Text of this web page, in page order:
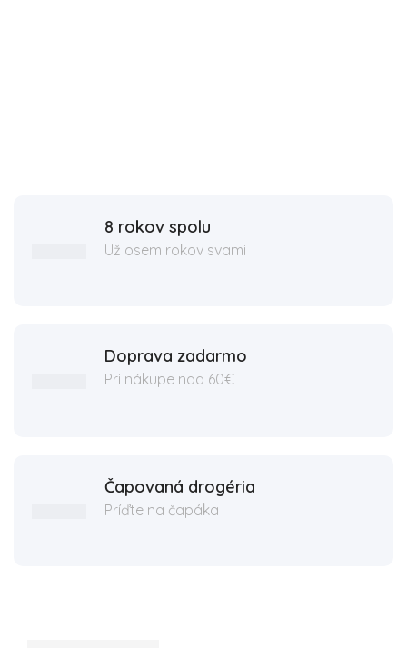
8 rokov spolu
Už osem rokov svami
Doprava zadarmo
Pri nákupe nad 60€
Čapovaná drogéria
Príďte na čapáka